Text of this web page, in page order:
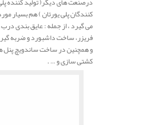
کنندگان پلی یورتان ) هم بسیار
می گیرد ، از جمله : عایق بندی
فریزر، ساخت داشبورد و ضربه
و همچنین در ساخت ساندویچ پنل
کشتی سازی و … .